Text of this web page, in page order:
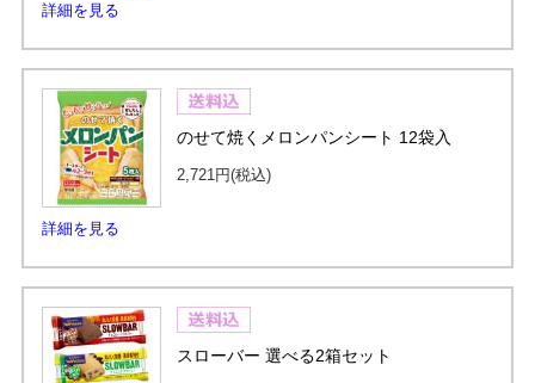
詳細を見る
詳細を見る
のせて焼くメロンパンシート 12袋入
2,721円(税込)
スローバー 選べる2箱セット